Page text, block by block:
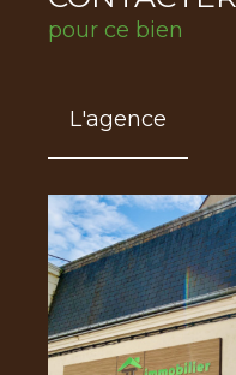
pour ce bien
L'agence